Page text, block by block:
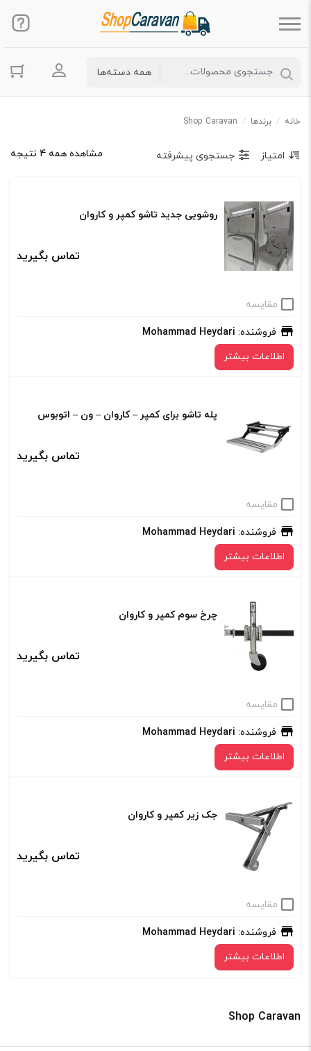
ورود به
خانه / برندها /
Shop Caravan
مشاهده همه 4 نتیجه امتیاز جستجوی پیشرفته
روشویی جدید تاشو کمپر و کاروان
تماس بگیرید
مقایسه
فروشنده: Mohammad Heydari
اطلاعات بیشتر
پله تاشو برای کمپر – کاروان – ون – اتوبوس
تماس بگیرید
مقایسه
فروشنده: Mohammad Heydari
اطلاعات بیشتر
چرخ سوم کمپر و کاروان
تماس بگیرید
مقایسه
فروشنده: Mohammad Heydari
اطلاعات بیشتر
جک زیر کمپر و کاروان
تماس بگیرید
مقایسه
فروشنده: Mohammad Heydari
اطلاعات بیشتر
Shop Caravan